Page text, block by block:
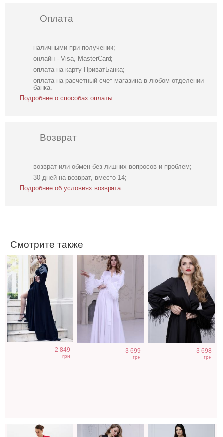
Оплата
наличными при получении;
онлайн - Visa, MasterCard;
оплата на карту ПриватБанка;
оплата на расчетный счет магазина в любом отделении
банка.
Подробнее о способах оплаты
Возврат
возврат или обмен без лишних вопросов и проблем;
30 дней на возврат, вместо 14;
Подробнее об условиях возврата
Смотрите также
Черый халат для
невесты,
будуарное
2 849
грн
Белый халат для
фотосесии
3 699
грн
3 698
грн
Красный халат
для невесты,
Черный халат с
перьями на
Белый халат для
невесты